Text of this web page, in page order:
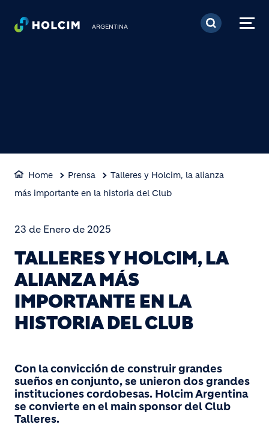
Pasar al contenido
ARGENTINA
Home Prensa
Talleres y Holcim, la alianza
más importante en la historia del Club
23 de Enero de 2025
TALLERES Y HOLCIM, LA
ALIANZA MÁS
IMPORTANTE EN LA
HISTORIA DEL CLUB
Con la convicción de construir grandes
sueños en conjunto, se unieron dos grandes
instituciones cordobesas. Holcim Argentina
se convierte en el main sponsor del Club
Talleres.